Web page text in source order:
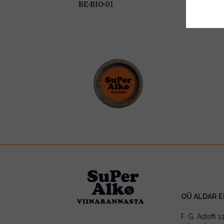
BE-BIO-01
OÜ ALDAR
F. G. Adoffi